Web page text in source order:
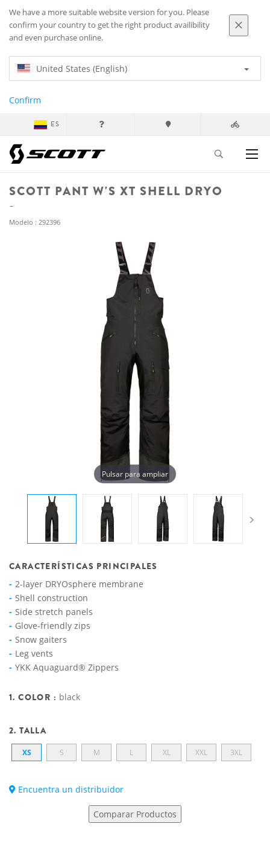
We have a more suitable website version for you. Please
confirm your country to get the right product availibility
and even purchase online.
United States (English)
Confirm
ES
SCOTT PANT W'S XT SHELL DRYO
Modelo : 292396
Pulsar para ampliar
CARACTERÍSTICAS PRINCIPALES
2-layer DRYOsphere membrane
Shell construction
Side stretch panels
Glove-friendly zips
Snow gaiters
Leg vents
YKK Aquaguard® Zippers
1. COLOR : black
2. TALLA
XS S M L XL XXL 3XL
Encuentra un distribuidor
Comparar Productos